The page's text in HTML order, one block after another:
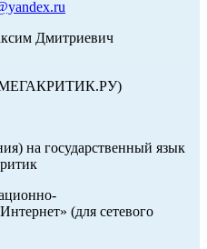
Дмитриевич
на государственный язык
(для сетевого